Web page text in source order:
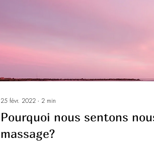
25 févr. 2022 ∙ 2 min
Pourquoi nous sentons
massage?